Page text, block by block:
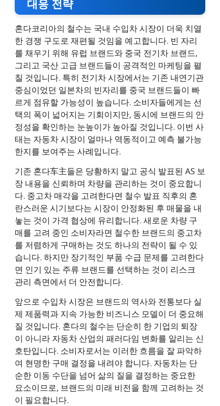
대응 전략
혼다코리아의 철수는 국내 수입차 시장이 더욱 치열
한 경쟁 구도로 재편될 것임을 예고합니다. 빈 자리
를 채우기 위해 유럽 브랜드와 중국 전기차 브랜드,
그리고 국산 고급 브랜드들이 공격적인 마케팅을 펼
칠 것입니다. 특히 전기차 시장에서는 기존 내연기관
중심이었던 일본차의 빈자리를 중국 브랜드들이 빠
르게 점유할 가능성이 높습니다. 소비자들에게는 선
택의 폭이 넓어지는 기회이지만, 동시에 브랜드의 안
정성을 확인하는 눈높이가 높아질 것입니다. 이번 사
태는 자동차 시장이 얼마나 역동적이고 예측 불가능
한지를 보여주는 사례입니다.
기존 혼다车主들은 당황하지 말고 공식 발표된 AS 보
장 내용을 신뢰하며 차량을 관리하는 것이 중요합니
다. 중고차 매각을 고려한다면 철수 발표 직후의 혼
란스러운 시기보다는 시장이 안정화된 후 매물을 내
놓는 것이 가격 협상에 유리합니다. 새로운 차량 구
매를 고려 중인 소비자라면 철수한 브랜드의 중고차
를 저렴하게 구매하는 것도 하나의 전략이 될 수 있
습니다. 하지만 장기적인 부품 수급 문제를 고려한다
면 인기 있는 주류 브랜드를 선택하는 것이 리스크
관리 측면에서 더 안전합니다.
앞으로 수입차 시장은 브랜드의 역사와 전통보다 실
제 제품력과 지속 가능한 비즈니스 모델이 더 중요해
질 것입니다. 혼다의 철수는 단순히 한 기업의 퇴장
이 아니라 자동차 산업의 패러다임 변화를 알리는 신
호탄입니다. 소비자로서는 이러한 흐름을 잘 파악하
여 현명한 구매 결정을 내려야 합니다. 자동차는 단
순한 이동 수단을 넘어 삶의 질을 결정하는 중요한
요소이므로, 브랜드의 미래 비전을 함께 고려하는 것
이 필요합니다.